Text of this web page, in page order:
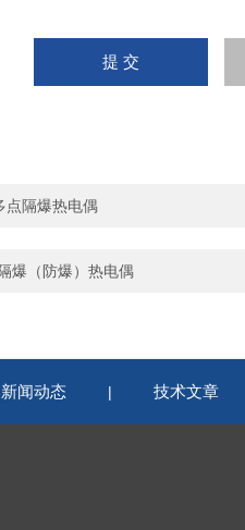
点隔爆热电偶
爆（防爆）热电偶
新闻动态 | 技术文章